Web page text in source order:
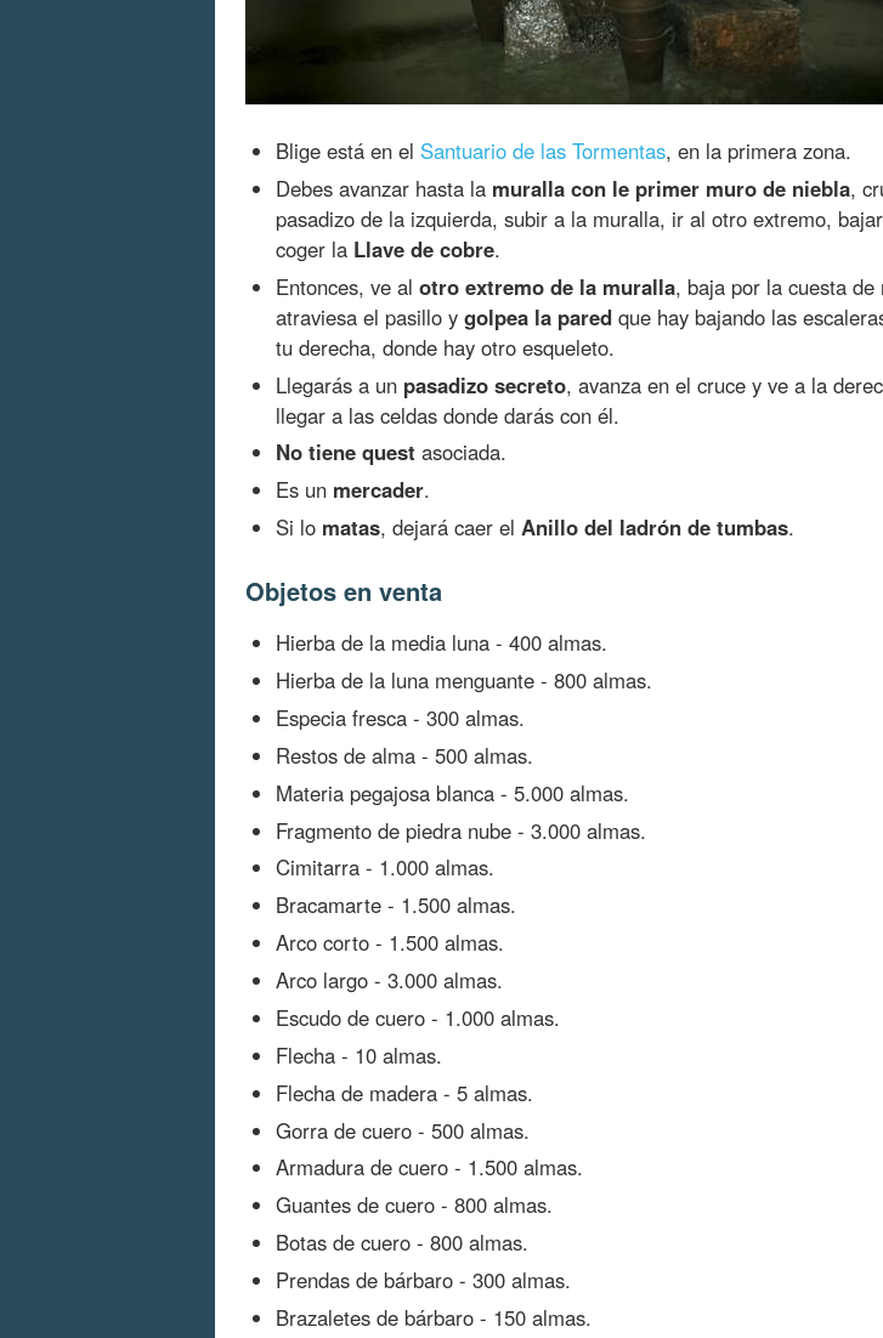
Blige está en el Santuario de las Tormentas, en la primera zona.
Debes avanzar hasta la muralla con le primer muro de niebla,
pasadizo de la izquierda, subir a la muralla, ir al otro extremo,
coger la Llave de cobre.
Entonces, ve al otro extremo de la muralla, baja por la cuesta de
atraviesa el pasillo y golpea la pared que hay bajando las
tu derecha, donde hay otro esqueleto.
Llegarás a un pasadizo secreto, avanza en el cruce y ve a la
llegar a las celdas donde darás con él.
No tiene quest asociada.
Es un mercader.
Si lo matas, dejará caer el Anillo del ladrón de tumbas.
Objetos en venta
Hierba de la media luna - 400 almas.
Hierba de la luna menguante - 800 almas.
Especia fresca - 300 almas.
Restos de alma - 500 almas.
Materia pegajosa blanca - 5.000 almas.
Fragmento de piedra nube - 3.000 almas.
Cimitarra - 1.000 almas.
Bracamarte - 1.500 almas.
Arco corto - 1.500 almas.
Arco largo - 3.000 almas.
Escudo de cuero - 1.000 almas.
Flecha - 10 almas.
Flecha de madera - 5 almas.
Gorra de cuero - 500 almas.
Armadura de cuero - 1.500 almas.
Guantes de cuero - 800 almas.
Botas de cuero - 800 almas.
Prendas de bárbaro - 300 almas.
Brazaletes de bárbaro - 150 almas.